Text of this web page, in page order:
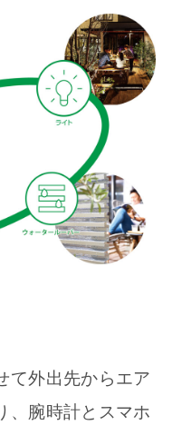
て外出先からエア
、腕時計とスマホ